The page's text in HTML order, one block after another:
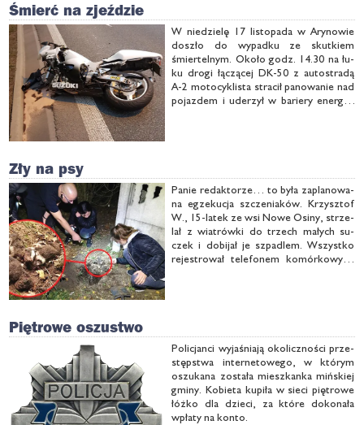
Śmierć na zjeździe
W nie­dzie­lę 17 li­sto­pa­da w Ary­no­wie
do­szło do wy­pad­ku ze skut­kiem
śmier­tel­nym. Oko­ło godz. 14.30 na łu­
ku dro­gi łą­czą­cej DK-50 z au­to­stra­dą
A-2 mo­to­cy­kli­sta stra­cił pa­no­wa­nie nad
po­jaz­dem i ude­rzył w ba­rie­ry ener­go­
Zły na psy
Pa­nie re­dak­to­rze… to by­ła za­pla­no­wa­
na eg­ze­ku­cja szcze­nia­ków. Krzysz­tof
W., 15-la­tek ze wsi No­we Osi­ny, strze­
lał z wia­trów­ki do trzech ma­łych su­
czek i do­bi­jał je szpa­dlem. Wszyst­ko
re­je­stro­wał te­le­fo­nem ko­mór­ko­wym.
Piętrowe oszustwo
Po­li­cjan­ci wy­ja­śnia­ją oko­licz­no­ści prze­
stęp­stwa in­ter­ne­to­we­go, w któ­rym
oszu­ka­na zo­sta­ła miesz­kan­ka miń­skiej
gmi­ny. Ko­bie­ta ku­pi­ła w sie­ci pię­tro­we
łóż­ko dla dzie­ci, za któ­re do­ko­na­ła
wpła­ty na kon­to.